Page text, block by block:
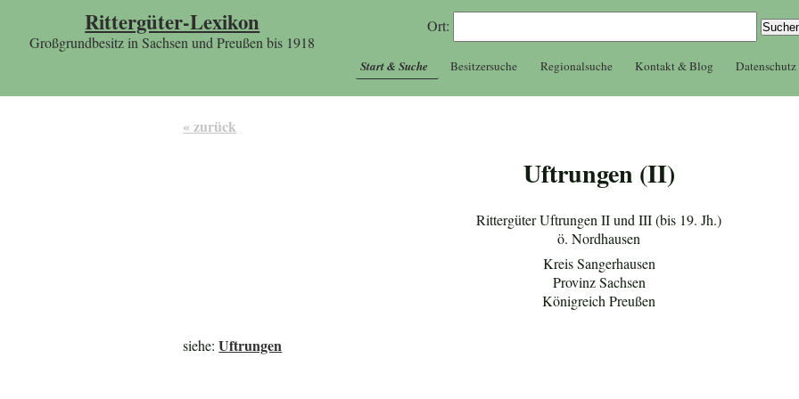
Rittergüter-Lexikon
Großgrundbesitz in Sachsen und Preußen bis 1918
Ort:
Start & Suche Besitzersuche Regionalsuche Kontakt & Blog Datenschutz
« zurück
Uftrungen (II)
Rittergüter Uftrungen II und III (bis 19. Jh.)
ö. Nordhausen
Kreis Sangerhausen
Provinz Sachsen
Königreich Preußen
siehe:Uftrungen